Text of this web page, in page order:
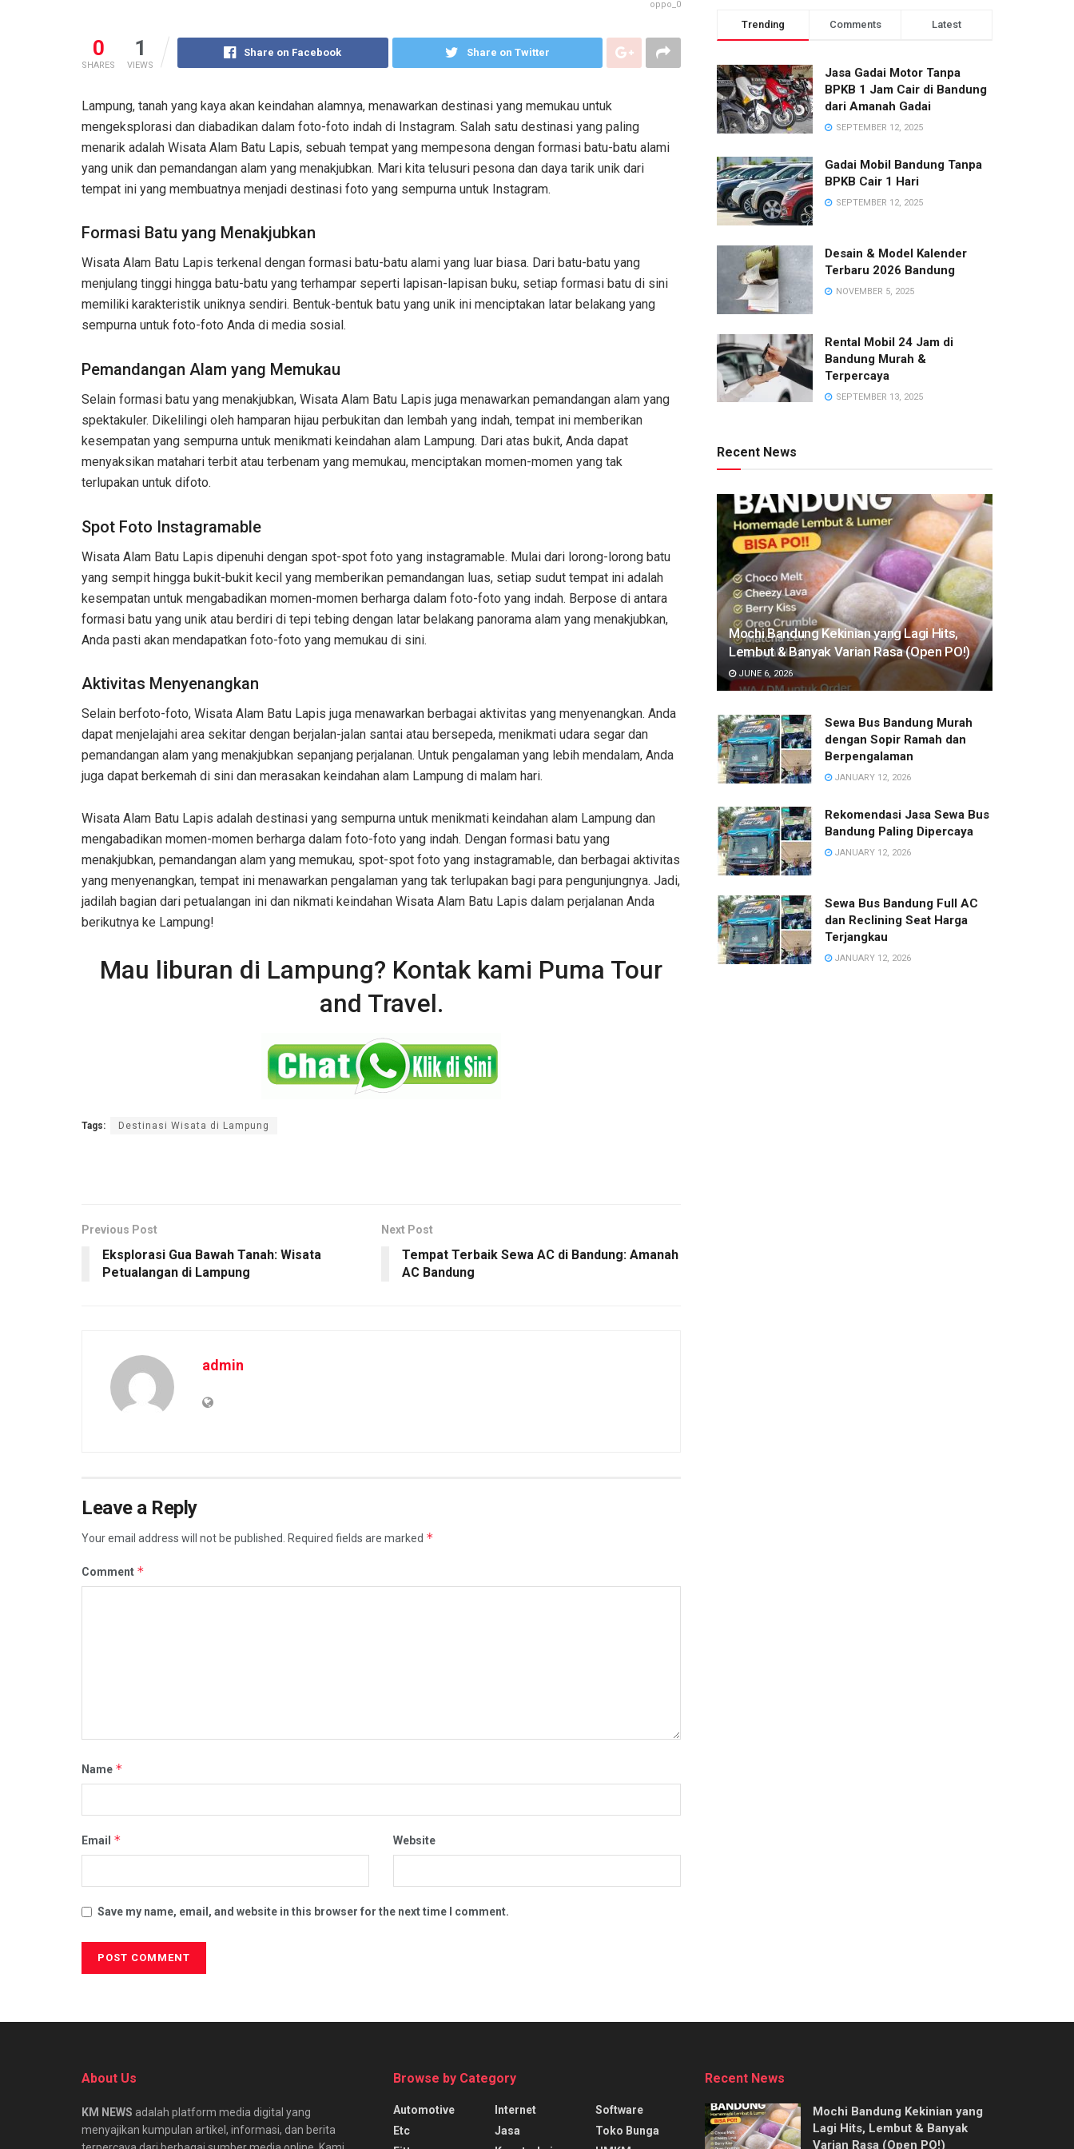
oppo_0
0
SHARES
1
VIEWS
Share on Facebook Share on Twitter
Lampung, tanah yang kaya akan keindahan alamnya, menawarkan destinasi yang memukau untuk
mengeksplorasi dan diabadikan dalam foto-foto indah di Instagram. Salah satu destinasi yang paling
menarik adalah Wisata Alam Batu Lapis, sebuah tempat yang mempesona dengan formasi batu-batu alami
yang unik dan pemandangan alam yang menakjubkan. Mari kita telusuri pesona dan daya tarik unik dari
tempat ini yang membuatnya menjadi destinasi foto yang sempurna untuk Instagram.
Formasi Batu yang Menakjubkan
Wisata Alam Batu Lapis terkenal dengan formasi batu-batu alami yang luar biasa. Dari batu-batu yang
menjulang tinggi hingga batu-batu yang terhampar seperti lapisan-lapisan buku, setiap formasi batu di sini
memiliki karakteristik uniknya sendiri. Bentuk-bentuk batu yang unik ini menciptakan latar belakang yang
sempurna untuk foto-foto Anda di media sosial.
Pemandangan Alam yang Memukau
Selain formasi batu yang menakjubkan, Wisata Alam Batu Lapis juga menawarkan pemandangan alam yang
spektakuler. Dikelilingi oleh hamparan hijau perbukitan dan lembah yang indah, tempat ini memberikan
kesempatan yang sempurna untuk menikmati keindahan alam Lampung. Dari atas bukit, Anda dapat
menyaksikan matahari terbit atau terbenam yang memukau, menciptakan momen-momen yang tak
terlupakan untuk difoto.
Spot Foto Instagramable
Wisata Alam Batu Lapis dipenuhi dengan spot-spot foto yang instagramable. Mulai dari lorong-lorong batu
yang sempit hingga bukit-bukit kecil yang memberikan pemandangan luas, setiap sudut tempat ini adalah
kesempatan untuk mengabadikan momen-momen berharga dalam foto-foto yang indah. Berpose di antara
formasi batu yang unik atau berdiri di tepi tebing dengan latar belakang panorama alam yang menakjubkan,
Anda pasti akan mendapatkan foto-foto yang memukau di sini.
Aktivitas Menyenangkan
Selain berfoto-foto, Wisata Alam Batu Lapis juga menawarkan berbagai aktivitas yang menyenangkan. Anda
dapat menjelajahi area sekitar dengan berjalan-jalan santai atau bersepeda, menikmati udara segar dan
pemandangan alam yang menakjubkan sepanjang perjalanan. Untuk pengalaman yang lebih mendalam, Anda
juga dapat berkemah di sini dan merasakan keindahan alam Lampung di malam hari.
Wisata Alam Batu Lapis adalah destinasi yang sempurna untuk menikmati keindahan alam Lampung dan
mengabadikan momen-momen berharga dalam foto-foto yang indah. Dengan formasi batu yang
menakjubkan, pemandangan alam yang memukau, spot-spot foto yang instagramable, dan berbagai aktivitas
yang menyenangkan, tempat ini menawarkan pengalaman yang tak terlupakan bagi para pengunjungnya. Jadi,
jadilah bagian dari petualangan ini dan nikmati keindahan Wisata Alam Batu Lapis dalam perjalanan Anda
berikutnya ke Lampung!
Mau liburan di Lampung? Kontak kami Puma Tour
and Travel.
Tags: Destinasi Wisata di Lampung
Previous Post
Eksplorasi Gua Bawah Tanah: Wisata
Petualangan di Lampung
Next Post
Tempat Terbaik Sewa AC di Bandung: Amanah
AC Bandung
admin
Leave a Reply
Your email address will not be published. Required fields are marked *
Comment *
Name *
Email * Website
Save my name, email, and website in this browser for the next time I comment.
Trending Comments Latest
Jasa Gadai Motor Tanpa
BPKB 1 Jam Cair di Bandung
dari Amanah Gadai
SEPTEMBER 12, 2025
Gadai Mobil Bandung Tanpa
BPKB Cair 1 Hari
SEPTEMBER 12, 2025
Desain & Model Kalender
Terbaru 2026 Bandung
NOVEMBER 5, 2025
Rental Mobil 24 Jam di
Bandung Murah &
Terpercaya
SEPTEMBER 13, 2025
Recent News
Mochi Bandung Kekinian yang Lagi Hits,
Lembut & Banyak Varian Rasa (Open PO!)
JUNE 6, 2026
Sewa Bus Bandung Murah
dengan Sopir Ramah dan
Berpengalaman
JANUARY 12, 2026
Rekomendasi Jasa Sewa Bus
Bandung Paling Dipercaya
JANUARY 12, 2026
Sewa Bus Bandung Full AC
dan Reclining Seat Harga
Terjangkau
JANUARY 12, 2026
About Us
KM NEWS adalah platform media digital yang
menyajikan kumpulan artikel, informasi, dan berita
Browse by Category
Automotive
Etc
Internet
Jasa
Software
Toko Bunga
Recent News
Mochi Bandung Kekinian yang
Lagi Hits, Lembut & Banyak
Varian Rasa (Open PO!)